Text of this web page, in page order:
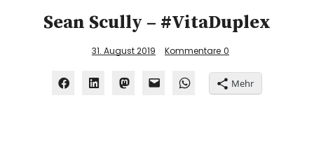
Museen bei…
Sean Scully – #VitaDuplex
31. August 2019 Kommentare 0
Mehr